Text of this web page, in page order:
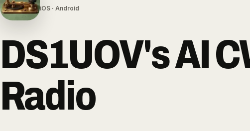
iOS · Android
DS1UOV's AI
Radio